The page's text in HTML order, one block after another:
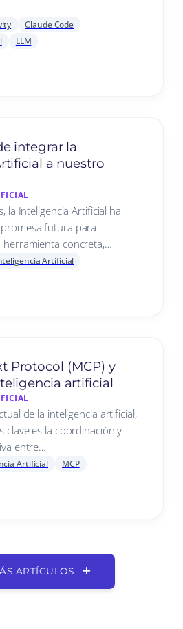
Claude Code
LLM
integrar la
a nuestro
la Inteligencia Artificial ha
futura para
herramienta concreta,…
Artificial
Protocol (MCP) y
artificial
de la inteligencia artificial,
clave es la coordinación y
entre…
Artificial MCP
ARTÍCULOS